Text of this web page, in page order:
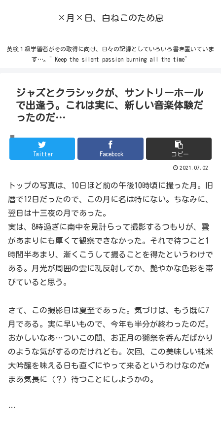
×月×日、白ねこのため息
英検１級学習者がその取得に向け、日々の記録としていろいろ書き置いていま
す…。”Keep the silent passion burning all the time”
ジャズとクラシックが、サントリーホール
で出逢う。これは実に、新しい音楽体験だ
ったのだ…
Twitter Facebook コピー
2021.07.02
トップの写真は、10日ほど前の午後10時頃に撮った月。旧
暦で12日だったので、この月に名は特にない。ちなみに、
翌日は十三夜の月であった。
実は、8時過ぎに南中を見計らって撮影するつもりが、雲
があまりにも厚くて観察できなかった。それで待つこと1
時間半あまり、漸くこうして撮ることを得たというわけで
ある。月光が周囲の雲に乱反射してか、艶やかな色彩を帯
びていると思う。
さて、この撮影日は夏至であった。気づけば、もう既に7
月である。実に早いもので、今年も半分が終わったのだ。
おかしいなあ…ついこの間、お正月の獺祭を呑んだばかり
のような気がするのだけれども。次回、この美味しい純米
大吟醸を味える日も直ぐにやって来るというわけなのだw
まあ気長に（？）待つことにしようかの。
…